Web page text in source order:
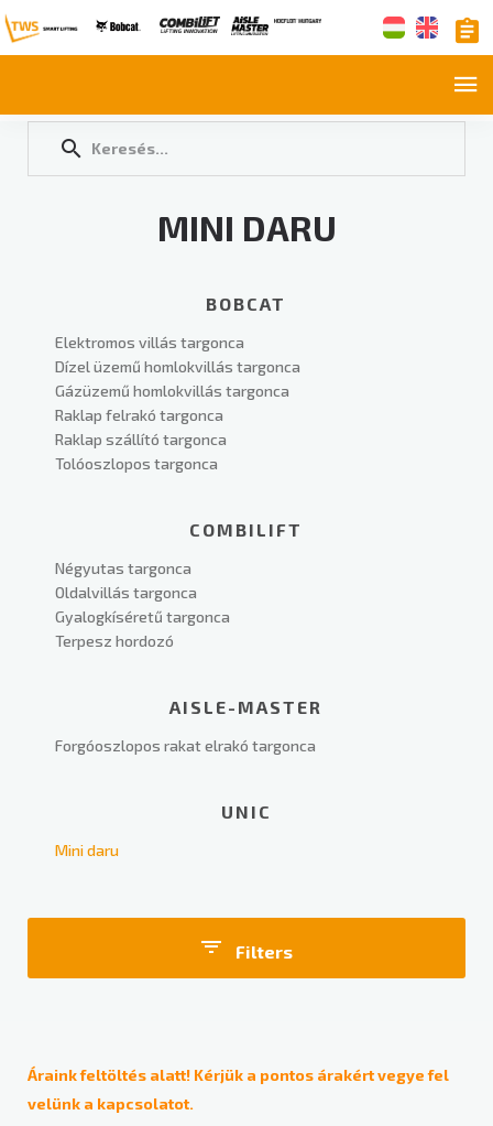
MINI DARU
BOBCAT
Elektromos villás targonca
Dízel üzemű homlokvillás targonca
Gázüzemű homlokvillás targonca
Raklap felrakó targonca
Raklap szállító targonca
Tolóoszlopos targonca
COMBILIFT
Négyutas targonca
Oldalvillás targonca
Gyalogkíséretű targonca
Terpesz hordozó
AISLE-MASTER
Forgóoszlopos rakat elrakó targonca
UNIC
Mini daru
Filters
Dizel
Elektromos
Áraink feltöltés alatt! Kérjük a pontos árakért vegye fel
velünk a kapcsolatot.